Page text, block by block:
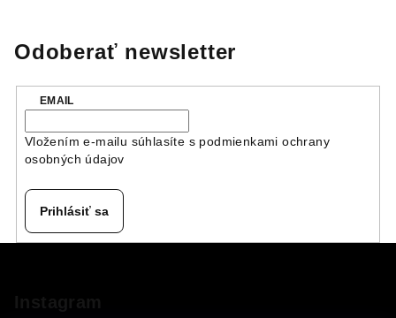
Odoberať newsletter
EMAIL
Vložením e-mailu súhlasíte s podmienkami ochrany
osobných údajov
Prihlásiť sa